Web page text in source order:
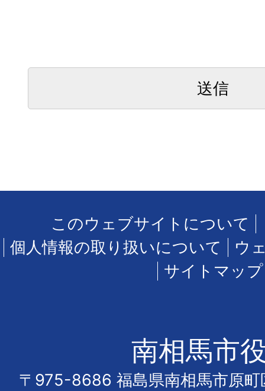
このウェブサイトについて
個人情報の取り扱いについて
ウ
サイトマップ
南相馬市
〒975-8686 福島県南相馬市原町